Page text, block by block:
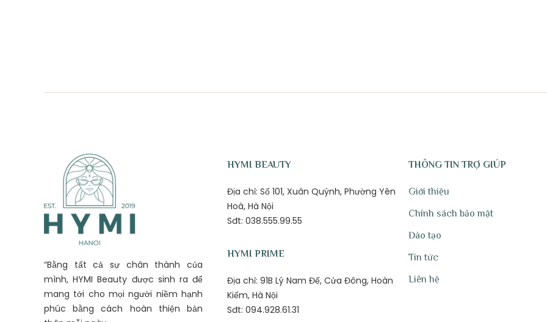
“Bằng tất cả sự chân thành của
mình, HYMI Beauty được sinh ra để
mang tới cho mọi người niềm hạnh
phúc bằng cách hoàn thiện bản
HYMI BEAUTY
Địa chỉ: Số 101, Xuân Quỳnh, Phường Yên
Hoà, Hà Nội
Sđt: 038.555.99.55
HYMI PRIME
Địa chỉ: 91B Lý Nam Đế, Cửa Đông, Hoàn
Kiếm, Hà Nội
Sđt: 094.928.61.31
THÔNG TIN TRỢ GIÚP
Giới thiệu
Chính sách bảo mật
Đào tạo
Tin tức
Liên hệ